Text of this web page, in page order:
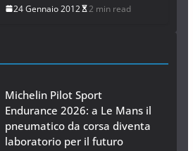
24 Gennaio 2012 2 min read
Michelin Pilot Sport
Endurance 2026: a Le Mans il
pneumatico da corsa diventa
laboratorio per il futuro